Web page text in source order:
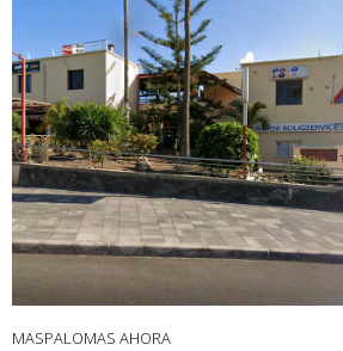
MASPALOMAS AHORA